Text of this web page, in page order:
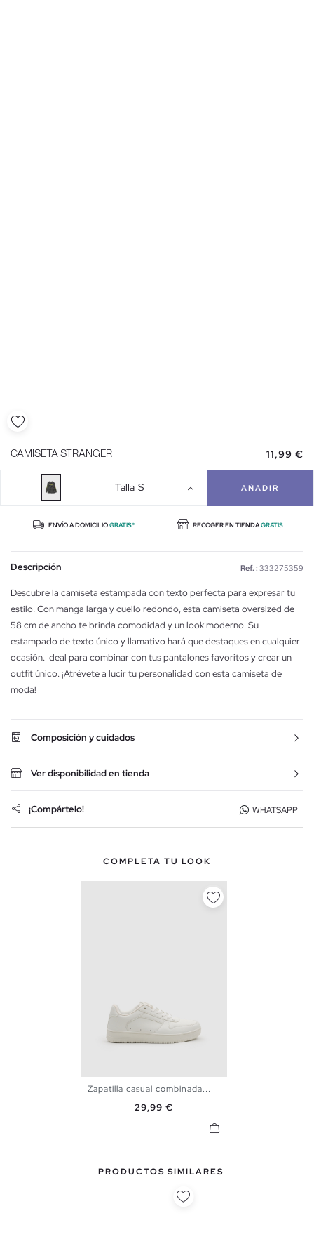
CAMISETA STRANGER 11,99 €
Talla S AÑADIR
ENVÍO A DOMICILIOGRATIS* RECOGER EN TIENDAGRATIS
Descripción Ref. : 333275359
Descubre la camiseta estampada con texto perfecta para expresar tu
estilo. Con manga larga y cuello redondo, esta camiseta oversized de
58 cm de ancho te brinda comodidad y un look moderno. Su
estampado de texto único y llamativo hará que destaques en cualquier
ocasión. Ideal para combinar con tus pantalones favoritos y crear un
outfit único. ¡Atrévete a lucir tu personalidad con esta camiseta de
moda!
Composición y cuidados
Ver disponibilidad en tienda
¡Compártelo! WHATSAPP
COMPLETA TU LOOK
39 40 41 42 43
44
45
Zapatilla casual combinada...
Precio
29,99 €
PRODUCTOS SIMILARES